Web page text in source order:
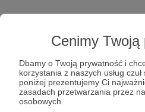
Cenimy Twoją
Dbamy o Twoją prywatność i
korzystania z naszych usług
poniżej prezentujemy Ci
zasadach przetwarzania przez
osobowych.
Post dostępny
Aby zobaczyć ten materiał